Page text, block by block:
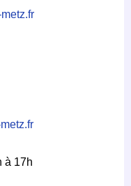
metz.fr
metz.fr
à 17h